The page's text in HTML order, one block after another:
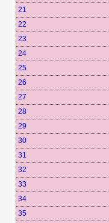
21
22
23
24
25
26
27
28
29
30
31
32
33
34
35